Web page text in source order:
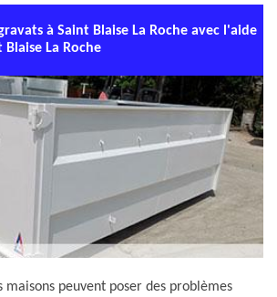
à Saint Blaise La Roche avec l'aide
Blaise La Roche
maisons peuvent poser des problèmes